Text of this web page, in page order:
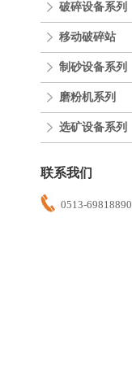
破碎设备系列
移动破碎站
制砂设备系列
磨粉机系列
选矿设备系列
联系我们
0513-69818890